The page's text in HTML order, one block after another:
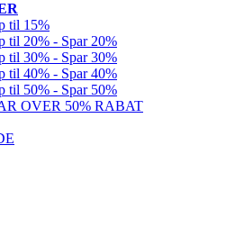
til 15%
til 20% - Spar 20%
til 30% - Spar 30%
til 40% - Spar 40%
til 50% - Spar 50%
OVER 50% RABAT